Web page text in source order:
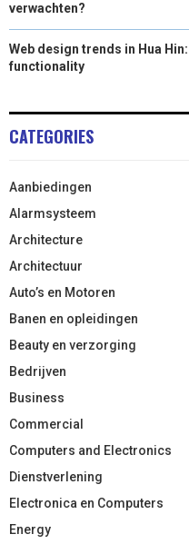
verwachten?
Web design trends in Hua
functionality
CATEGORIES
Aanbiedingen
Alarmsysteem
Architecture
Architectuur
Auto’s en Motoren
Banen en opleidingen
Beauty en verzorging
Bedrijven
Business
Commercial
Computers and Electronics
Dienstverlening
Electronica en Computers
Energy